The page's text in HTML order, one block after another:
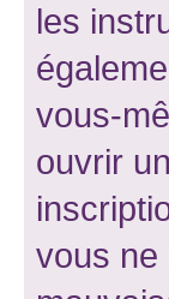
les
vous-
ouvrir
vous ne